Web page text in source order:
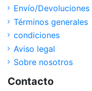
Envío/Devoluciones
Términos generales
condiciones
Aviso legal
Sobre nosotros
Contacto